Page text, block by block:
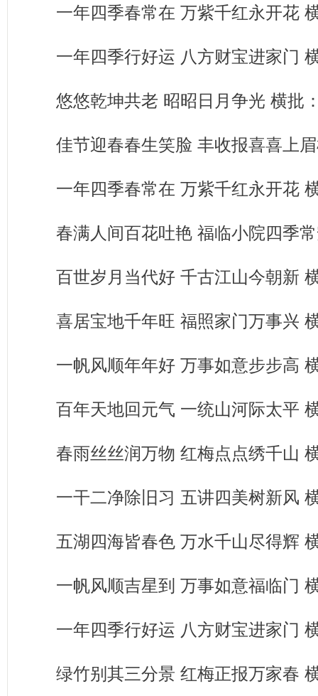
一年四季春常在 万紫千红永开花
一年四季行好运 八方财宝进家门
悠悠乾坤共老 昭昭日月争光 横批
佳节迎春春生笑脸 丰收报喜喜上眉
一年四季春常在 万紫千红永开花
春满人间百花吐艳 福临小院四季常
百世岁月当代好 千古江山今朝新
喜居宝地千年旺 福照家门万事兴
一帆风顺年年好 万事如意步步高
百年天地回元气 一统山河际太平
春雨丝丝润万物 红梅点点绣千山
一干二净除旧习 五讲四美树新风
五湖四海皆春色 万水千山尽得辉
一帆风顺吉星到 万事如意福临门
一年四季行好运 八方财宝进家门
绿竹别其三分景 红梅正报万家春